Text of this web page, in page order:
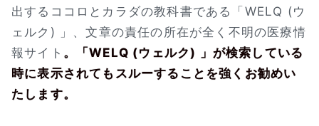
出するココロとカラダの教科書である「WELQ (ウ
ェルク) 」、文章の責任の所在が全く不明の医療情
報サイト 。「WELQ (ウェルク) 」が検索している
時に表示されてもスルーすることを強くお勧めい
たします。